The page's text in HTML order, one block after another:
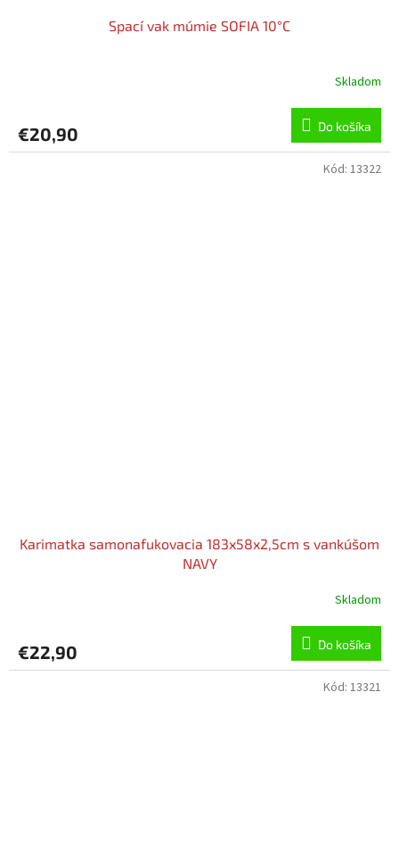
Spací vak múmie SOFIA 10°C
Skladom
€20,90 Do košíka
Karimatka samonafukovacia 183x58x2,5cm s vankúšom
NAVY
Skladom
€22,90 Do košíka
Kód: 13322
Kód: 13321